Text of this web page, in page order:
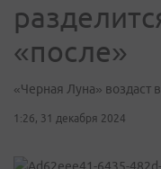
«после»
«Черная Луна» воздаст
1:26, 31 декабря 2024